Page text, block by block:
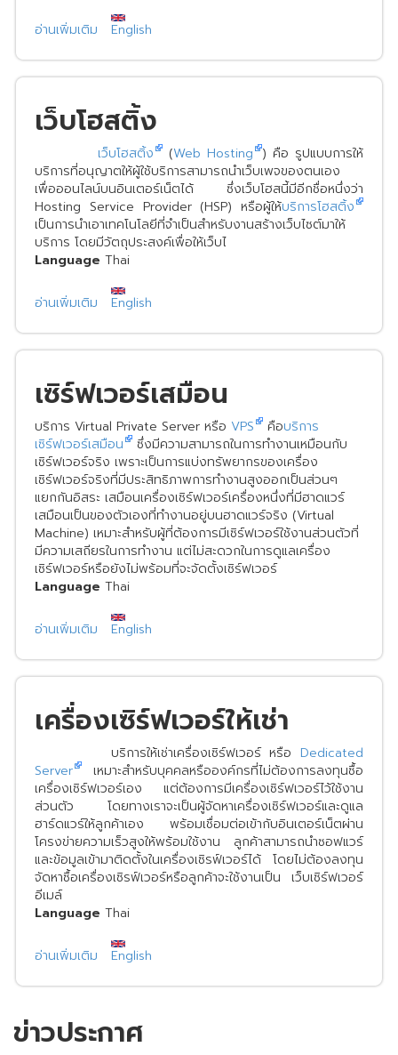
อ่านเพิ่มเติม เกี่ยว
English
เว็บโฮสติ้ง
เว็บโฮสติ้ง (Web Hosting ) คือ รูปแบบการให้
บริการที่อนุญาตให้ผู้ใช้บริการสามารถนำเว็บเพจของตนเอง
เพื่อออนไลน์บนอินเตอร์เน็ตได้ ซึ่งเว็บโฮสนี้มีอีกชื่อหนึ่งว่า
Hosting Service Provider (HSP) หรือผู้ให้บริการโฮสติ้ง
เป็นการนำเอาเทคโนโลยีที่จำเป็นสำหรับงานสร้างเว็บไซต์มาให้
บริการ โดยมีวัตถุประสงค์เพื่อให้เว็บไ
Language Thai
อ่านเพิ่มเติม เกี่ยว
English
เซิร์ฟเวอร์เสมือน
บริการ Virtual Private Server หรือ VPS คือบริการ
เซิร์ฟเวอร์เสมือน
ซึ่งมีความสามารถในการทำงานเหมือนกับ
เซิร์ฟเวอร์จริง เพราะเป็นการแบ่งทรัพยากรของเครื่อง
เซิร์ฟเวอร์จริงที่มีประสิทธิภาพการทำงานสูงออกเป็นส่วนๆ
แยกกันอิสระ เสมือนเครื่องเซิร์ฟเวอร์เครื่องหนึ่งที่มีฮาดแวร์
เสมือนเป็นของตัวเองที่ทำงานอยู่บนฮาดแวร์จริง (Virtual
Machine) เหมาะสำหรับผู้ที่ต้องการมีเซิร์ฟเวอร์ใช้งานส่วนตัวที่
มีความเสถียรในการทำงาน แต่ไม่สะดวกในการดูแลเครื่อง
เซิร์ฟเวอร์หรือยังไม่พร้อมที่จะจัดตั้งเซิร์ฟเวอร์
Language Thai
อ่านเพิ่มเติม เกี่ยว
English
เครื่องเซิร์ฟเวอร์ให้เช่า
บริการให้เช่าเครื่องเซิร์ฟเวอร์ หรือ Dedicated
Server
เหมาะสำหรับบุคคลหรือองค์กรที่ไม่ต้องการลงทุนซื้อ
เครื่องเซิร์ฟเวอร์เอง แต่ต้องการมีเครื่องเซิร์ฟเวอร์ไว้ใช้งาน
ส่วนตัว โดยทางเราจะเป็นผู้จัดหาเครื่องเซิร์ฟเวอร์และดูแล
ฮาร์ดแวร์ให้ลูกค้าเอง พร้อมเชื่อมต่อเข้ากับอินเตอร์เน็ตผ่าน
โครงข่ายความเร็วสูงให้พร้อมใช้งาน ลูกค้าสามารถนำซอฟแวร์
และข้อมูลเข้ามาติดตั้งในเครื่องเซิรฟ์เวอร์ได้ โดยไม่ต้องลงทุน
จัดหาซื้อเครื่องเซิรฟ์เวอร์หรือลูกค้าจะใช้งานเป็น เว็บเซิร์ฟเวอร์
อีเมล์
Language Thai
อ่านเพิ่มเติม เกี่ยว
English
ข่าวประกาศ